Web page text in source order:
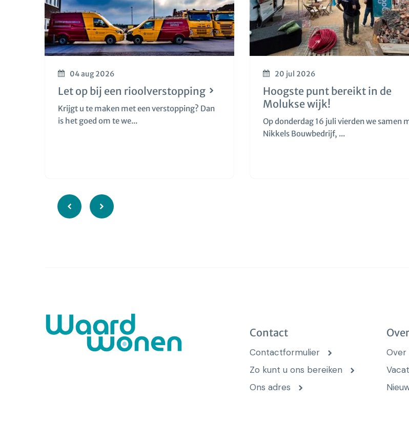
04 aug 2026
Let op bij een rioolverstopping
Krijgt u te maken met een verstopping? Dan
is het goed om te we...
20 jul 2026
Hoogste punt bereikt in de
Molukse wijk!
Op donderdag 16 juli vierden we samen
Nikkels Bouwbedrijf, ...
Contact
Contactformulier
Zo kunt u ons bereiken
Ons adres
Over